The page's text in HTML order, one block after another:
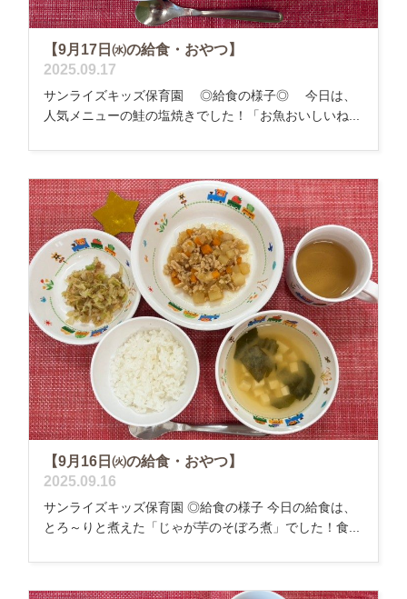
【9月17日㈬の給食・おやつ】
2025.09.17
サンライズキッズ保育園 ◎給食の様子◎ 今日は、
人気メニューの鮭の塩焼きでした！「お魚おいしいね...
【9月16日㈫の給食・おやつ】
2025.09.16
サンライズキッズ保育園 ◎給食の様子 今日の給食は、
とろ～りと煮えた「じゃが芋のそぼろ煮」でした！食...